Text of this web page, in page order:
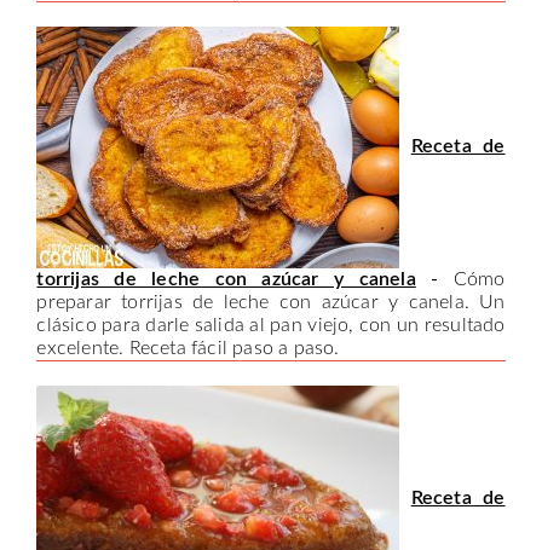
Receta de
torrijas de leche con azúcar y canela -
Cómo
preparar torrijas de leche con azúcar y canela. Un
clásico para darle salida al pan viejo, con un resultado
excelente. Receta fácil paso a paso.
Receta de